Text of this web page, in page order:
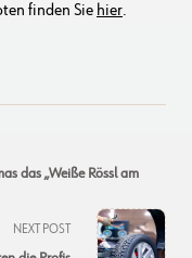
finden Sie hier.
das „Weiße Rössl am
NEXT POST